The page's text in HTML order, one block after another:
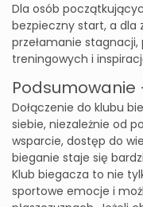
Dla osób
bezpieczny start, a dla
przełamanie
treningowych i
Podsumowanie
Dołączenie do klubu
siebie, niezależnie od
wsparcie, dostęp do
bieganie staje się
Klub biegacza to nie
sportowe emocje i